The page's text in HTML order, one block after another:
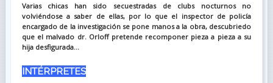
Varias chicas han sido secuestradas de clubs nocturnos no
volviéndose a saber de ellas, por lo que el inspector de policía
encargado de la investigación se pone manos a la obra, descubriedo
que el malvado dr. Orloff pretende recomponer pieza a pieza a su
hija desfigurada...
INTÉRPRETES